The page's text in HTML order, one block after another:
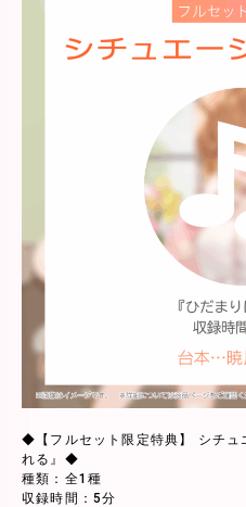
◆【フルセット限定特典】 シチュ
れる』◆
種類：全1種
収録時間：5分